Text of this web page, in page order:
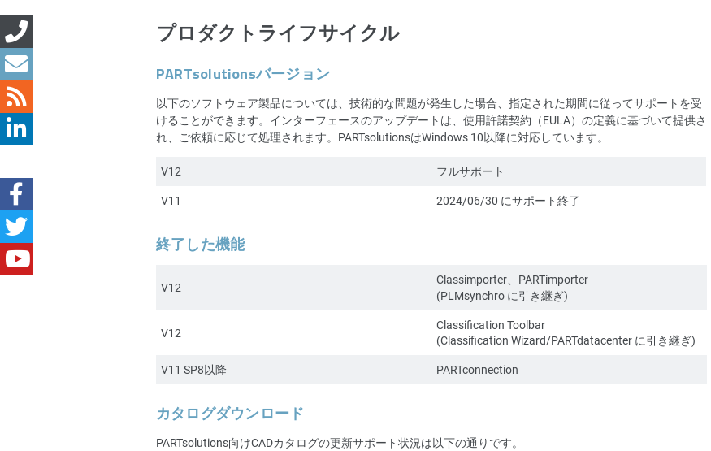
プロダクトライフサイクル
PARTsolutionsバージョン
以下のソフトウェア製品については、技術的な問題が発生した場合、指定された期間に従ってサポートを受
けることができます。インターフェースのアップデートは、使用許諾契約（EULA）の定義に基づいて提供さ
れ、ご依頼に応じて処理されます。PARTsolutionsはWindows 10以降に対応しています。
V12
フルサポート
V11
2024/06/30 にサポート終了
終了した機能
V12
Classimporter、PARTimporter
(PLMsynchro に引き継ぎ)
V12
Classification Toolbar
(Classification Wizard/PARTdatacenter に引き継ぎ)
V11 SP8以降
PARTconnection
カタログダウンロード
PARTsolutions向けCADカタログの更新サポート状況は以下の通りです。